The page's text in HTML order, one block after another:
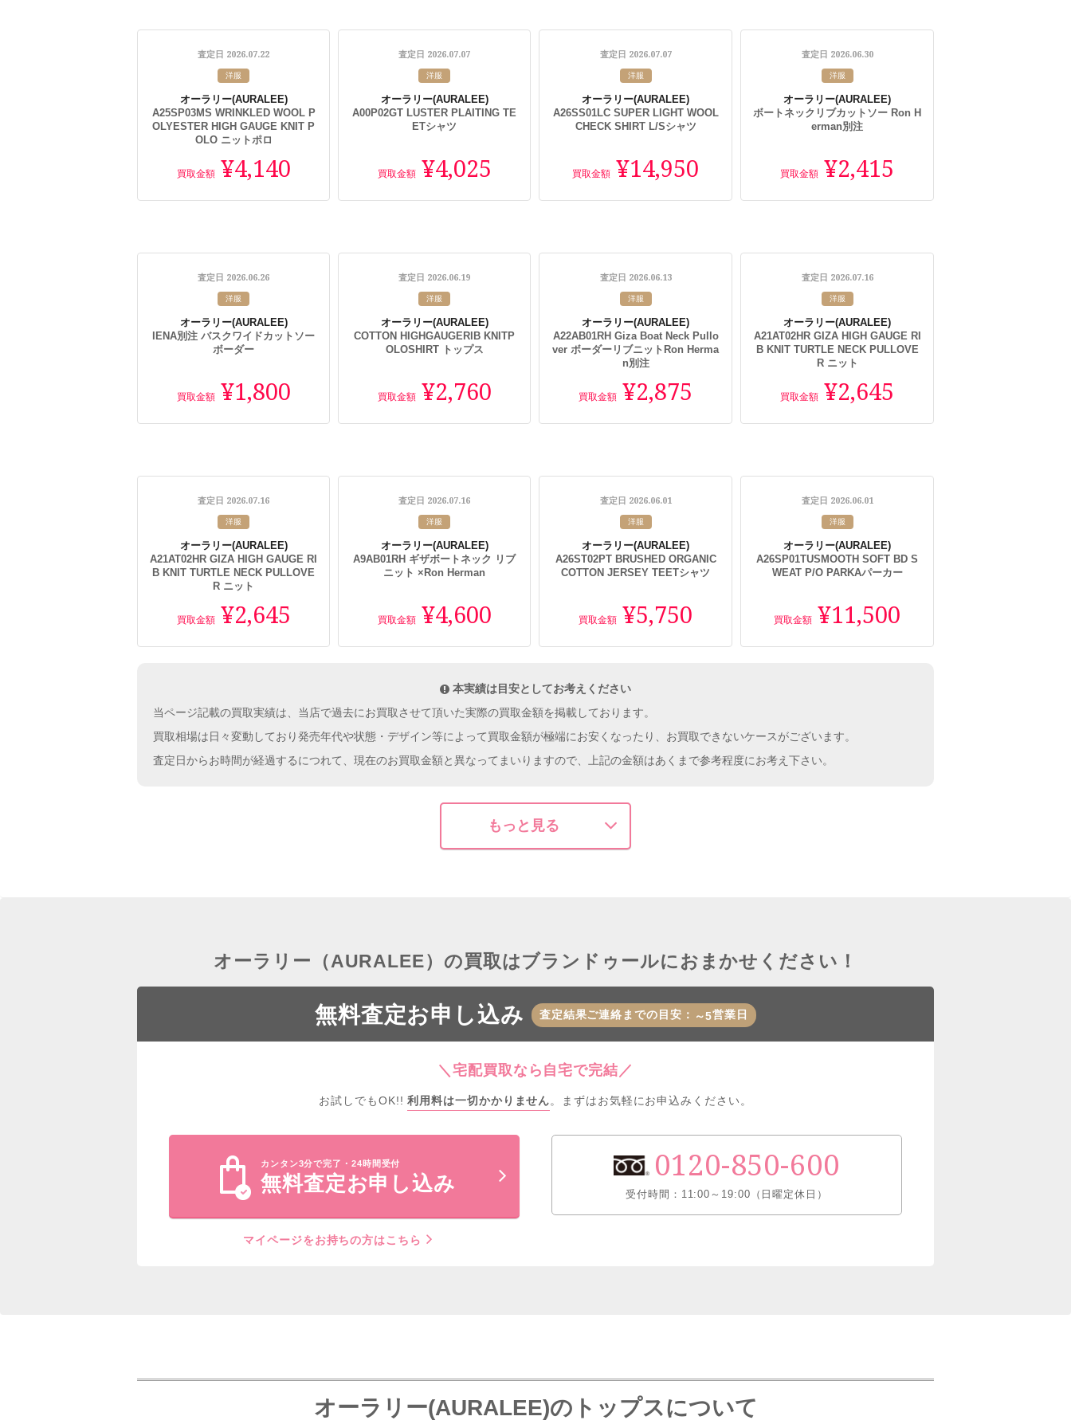
査定日 2026.07.22
洋服
オーラリー(AURALEE)
A25SP03MS WRINKLED WOOL P
OLYESTER HIGH GAUGE KNIT P
OLO ニットポロ
買取金額¥4,140
査定日 2026.07.07
洋服
オーラリー(AURALEE)
A00P02GT LUSTER PLAITING TE
ETシャツ
買取金額¥4,025
査定日 2026.07.07
洋服
オーラリー(AURALEE)
A26SS01LC SUPER LIGHT WOOL
CHECK SHIRT L/Sシャツ
買取金額 ¥14,950
査定日 2026.06.30
洋服
オーラリー(AURALEE)
ボートネックリブカットソー Ron H
erman別注
買取金額 ¥2,415
査定日 2026.06.26
洋服
オーラリー(AURALEE)
IENA別注 バスクワイドカットソー
ボーダー
買取金額¥1,800
査定日 2026.06.19
洋服
オーラリー(AURALEE)
COTTON HIGHGAUGERIB KNITP
OLOSHIRT トップス
買取金額¥2,760
査定日 2026.06.13
洋服
オーラリー(AURALEE)
A22AB01RH Giza Boat Neck Pullo
ver ボーダーリブニットRon Herma
n別注
買取金額 ¥2,875
査定日 2026.07.16
洋服
オーラリー(AURALEE)
A21AT02HR GIZA HIGH GAUGE RI
B KNIT TURTLE NECK PULLOVE
R ニット
買取金額 ¥2,645
査定日 2026.07.16
洋服
オーラリー(AURALEE)
A21AT02HR GIZA HIGH GAUGE RI
B KNIT TURTLE NECK PULLOVE
R ニット
買取金額¥2,645
査定日 2026.07.16
洋服
オーラリー(AURALEE)
A9AB01RH ギザボートネック リブ
ニット ×Ron Herman
買取金額¥4,600
査定日 2026.06.01
洋服
オーラリー(AURALEE)
A26ST02PT BRUSHED ORGANIC
COTTON JERSEY TEETシャツ
買取金額 ¥5,750
査定日 2026.06.01
洋服
オーラリー(AURALEE)
A26SP01TUSMOOTH SOFT BD S
WEAT P/O PARKAパーカー
買取金額 ¥11,500
本実績は目安としてお考えください
当ページ記載の買取実績は、当店で過去にお買取させて頂いた実際の買取金額を掲載しております。
買取相場は日々変動しており発売年代や状態・デザイン等によって買取金額が極端にお安くなったり、お買取できないケースがございます。
査定日からお時間が経過するにつれて、現在のお買取金額と異なってまいりますので、上記の金額はあくまで参考程度にお考え下さい。
もっと見る
オーラリー（AURALEE）の買取はブランドゥールにおまかせください！
無料査定お申し込み 査定結果ご連絡までの目安： ～5営業日
＼宅配買取なら自宅で完結／
お試しでもOK!!利用料は一切かかりません。 まずはお気軽にお申込みください。
カンタン3分で完了・24時間受付
無料査定お申し込み
マイページをお持ちの方はこちら
0120-850-600
受付時間：11:00～19:00（日曜定休日）
オーラリー(AURALEE)のトップスについて